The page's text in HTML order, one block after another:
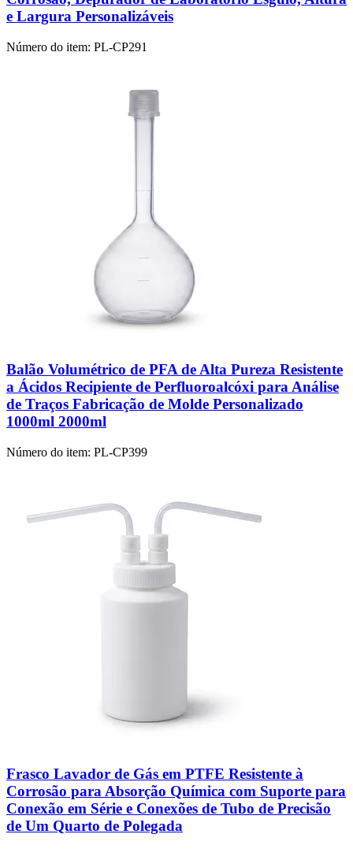
e Largura Personalizáveis
Número do item: PL-CP291
Balão Volumétrico de PFA de Alta Pureza Resistente
a Ácidos Recipiente de Perfluoroalcóxi para Análise
de Traços Fabricação de Molde Personalizado
1000ml 2000ml
Número do item: PL-CP399
Frasco Lavador de Gás em PTFE Resistente à
Corrosão para Absorção Química com Suporte para
Conexão em Série e Conexões de Tubo de Precisão
de Um Quarto de Polegada